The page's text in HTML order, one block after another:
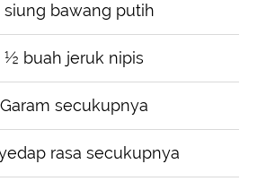
siung bawang putih
½ buah jeruk nipis
Garam secukupnya
rasa secukupnya